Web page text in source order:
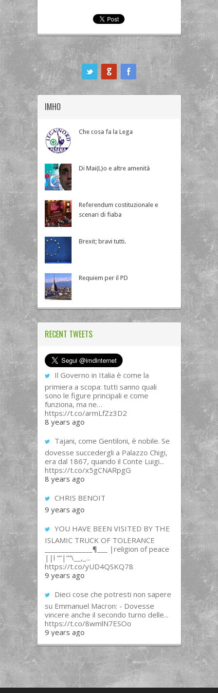
IMHO
Che cosa fa la Lega
Di Mai(L)o e altre amenità
Referendum costituzionale e
scenari di fiaba
Brexit; bravi tutti.
Requiem per il PD
RECENT TWEETS
Il Governo in Italia è come la
primiera a scopa: tutti sanno quali
sono le figure principali e come
funziona, ma ne…
https://t.co/armLfZz3D2
8 years ago
Tajani, come Gentiloni, è nobile. Se
dovesse succedergli a Palazzo Chigi,
era dal 1867, quando il Conte Luigi...
https://t.co/x5gCNARpgG
8 years ago
CHRIS BENOIT
9 years ago
YOU HAVE BEEN VISITED BY THE
ISLAMIC TRUCK OF TOLERANCE
______________¶___ |religion of peace
||l “”|””\__,_...
https://t.co/yUD4QSKQ78
9 years ago
Dieci cose che potresti non sapere
su Emmanuel Macron: - Dovesse
vincere anche il secondo turno delle...
https://t.co/8wmlN7ESOo
9 years ago